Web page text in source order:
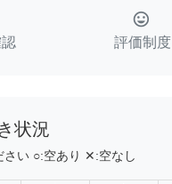
tag_faces
評価制度
状況
さい ○:空あり ✕:空なし